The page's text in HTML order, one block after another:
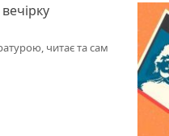
читає та сам